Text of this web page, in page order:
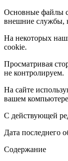
Основные файлы
внешние службы,
На некоторых
cookie.
Просматривая
не контролируем.
На сайте
вашем
С действующей
Дата последнего
Содержание